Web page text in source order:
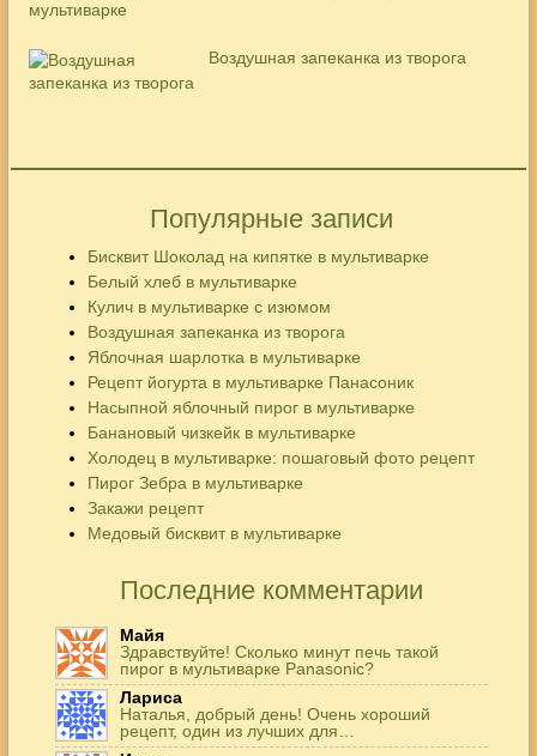
Воздушная запеканка из творога
Популярные записи
Бисквит Шоколад на кипятке в мультиварке
Белый хлеб в мультиварке
Кулич в мультиварке с изюмом
Воздушная запеканка из творога
Яблочная шарлотка в мультиварке
Рецепт йогурта в мультиварке Панасоник
Насыпной яблочный пирог в мультиварке
Банановый чизкейк в мультиварке
Холодец в мультиварке: пошаговый фото рецепт
Пирог Зебра в мультиварке
Закажи рецепт
Медовый бисквит в мультиварке
Последние комментарии
Майя
Здравствуйте! Сколько минут печь такой
пирог в мультиварке Panasonic?
Лариса
Наталья, добрый день! Очень хороший
рецепт, один из лучших для…